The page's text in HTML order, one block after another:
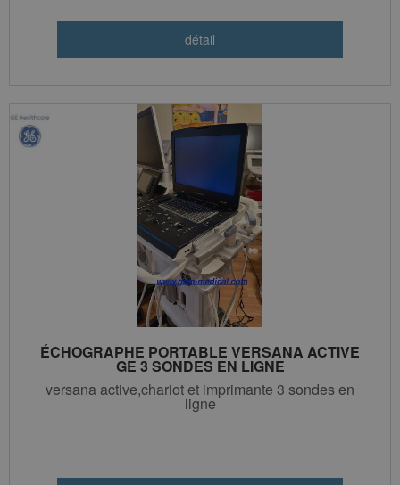
ÉCHOGRAPHE PORTABLE VERSANA ACTIVE
GE 3 SONDES EN LIGNE
versana active,chariot et imprimante 3 sondes en
ligne